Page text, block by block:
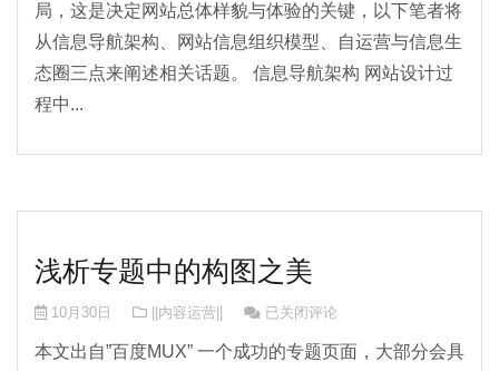
局，这是决定网站总体样貌与体验的关键，以下笔者将
从信息导航架构、网站信息组织模型、自运营与信息生
态圈三点来阐述相关话题。 信息导航架构 网站设计过
程中...
浅析专题中的构图之美
10月30日 ||内容运营|| 浅析专题中的构图之美
已关闭评论
本文出自”百度MUX” 一个成功的专题页面，大部分会具